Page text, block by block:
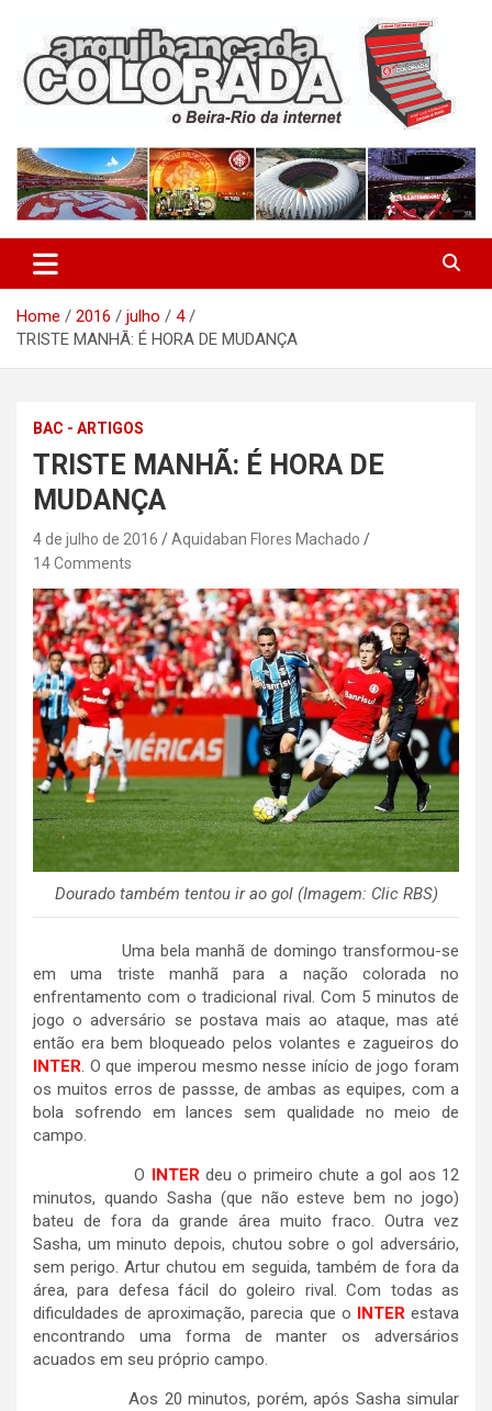
content
Arquibancada Colorada
Home 2016 julho
4
TRISTE MANHÃ: É HORA DE MUDANÇA
BAC - ARTIGOS
TRISTE MANHÃ: É HORA DE
MUDANÇA
4 de julho de 2016
Aquidaban Flores Machado
14 Comments
Dourado também tentou ir ao gol (Imagem: Clic RBS)
Uma bela manhã de domingo transformou-se
em uma triste manhã para a nação colorada no
enfrentamento com o tradicional rival. Com 5 minutos de
jogo o adversário se postava mais ao ataque, mas até
então era bem bloqueado pelos volantes e zagueiros do
INTER. O que imperou mesmo nesse início de jogo foram
os muitos erros de passse, de ambas as equipes, com a
bola sofrendo em lances sem qualidade no meio de
campo.
O
INTERdeu o primeiro chute a gol aos 12
minutos, quando Sasha (que não esteve bem no jogo)
bateu de fora da grande área muito fraco. Outra vez
Sasha, um minuto depois, chutou sobre o gol adversário,
sem perigo. Artur chutou em seguida, também de fora da
área, para defesa fácil do goleiro rival. Com todas as
dificuldades de aproximação, parecia que o INTERestava
encontrando uma forma de manter os adversários
acuados em seu próprio campo.
Aos 20 minutos, porém, após Sasha simular